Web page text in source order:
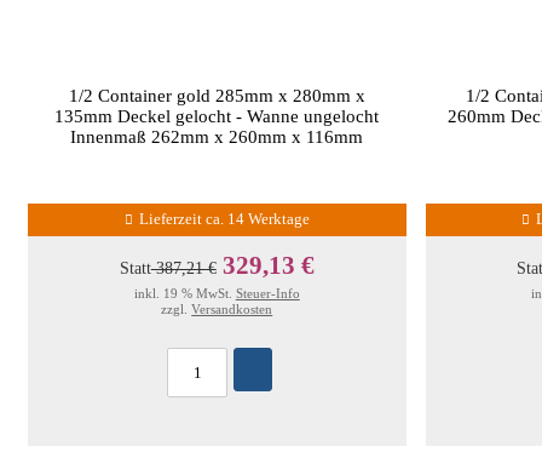
1/2 Container gold 285mm x 280mm x
135mm Deckel gelocht - Wanne ungelocht
Innenmaß 262mm x 260mm x 116mm
Lieferzeit ca. 14 Werktage
Statt387,21 € 329,13 €
inkl. 19 % MwSt. Steuer-Info
zzgl.Versandkosten
1/2
260mm